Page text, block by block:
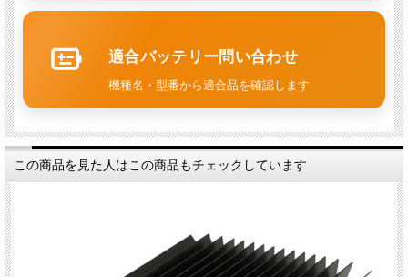
適合バッテリー問い合わせ
機種名・型番から適合品を確認します
この商品を見た人はこの商品もチェックしています